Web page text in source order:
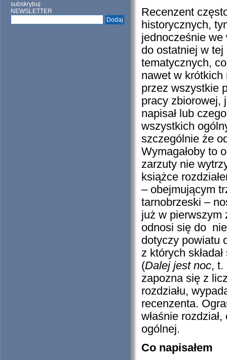
subskrybuj
NEWSLETTER
Recenzent
historycznych,
jednocześnie
do ostatniej w tej
tematycznych,
nawet w krótkich
przez wszystkie
pracy zbiorowej,
napisał lub
wszystkich
szczególnie że
Wymagałoby to
zarzuty nie
książce
– obejmującym
tarnobrzeski –
już w pierwszym
odnosi się do
dotyczy powiatu
z których
(Dalej jest noc, t.
zapozna się z
rozdziału,
recenzenta.
właśnie
ogólnej.
Co napisałem